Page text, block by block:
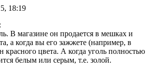
18:19
В магазине он продается в мешках и
а когда вы его зажжете (например, в
цвета. А когда уголь полностью
белым или серым, т.е. золой.